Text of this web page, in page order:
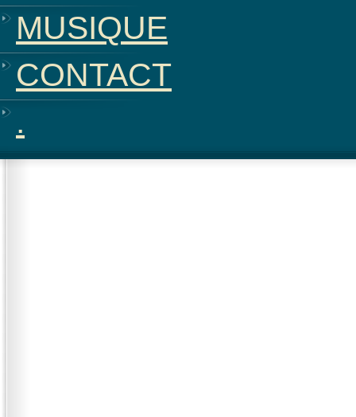
MUSIQUE
CONTACT
.